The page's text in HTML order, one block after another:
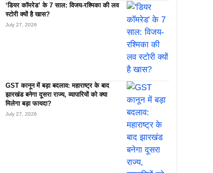
‘डियर कॉमरेड’ के 7 साल: विजय-रश्मिका की लव
स्टोरी क्यों है खास?
July 27, 2026
GST कानून में बड़ा बदलाव: महाराष्ट्र के बाद
झारखंड बनेगा दूसरा राज्य, व्यापारियों को क्या
मिलेगा बड़ा फायदा?
July 27, 2026